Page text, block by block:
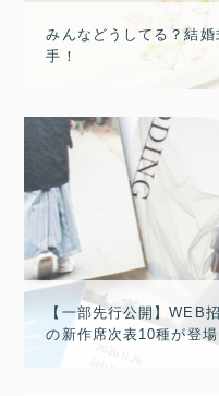
みんなどうしてる？結
手！
【一部先行公開】WEB
の新作席次表10種が登場